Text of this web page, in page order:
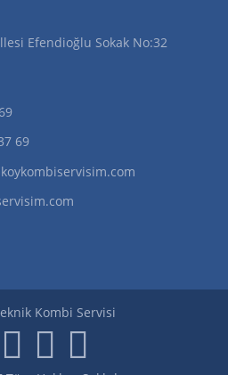
Efendioğlu Sokak No:32
69
Kombi Servisi